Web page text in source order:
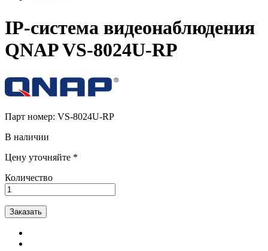
IP-система видеонаблюдения
QNAP VS-8024U-RP
Парт номер: VS-8024U-RP
В наличии
Цену уточняйте *
Количество
Заказать